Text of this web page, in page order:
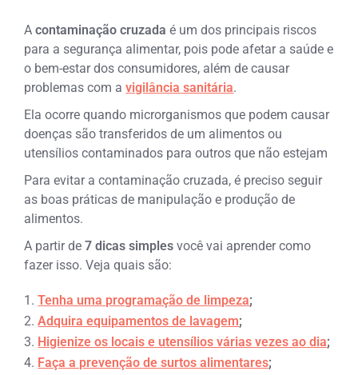
Acontaminação cruzada é um dos principais riscos
para a segurança alimentar, pois pode afetar a saúde e
o bem-estar dos consumidores, além de causar
problemas com avigilância sanitária.
Ela ocorre quando microrganismos que podem causar
doenças são transferidos de um alimentos ou
utensílios contaminados para outros que não estejam
Para evitar a contaminação cruzada, é preciso seguir
as boas práticas de manipulação e produção de
alimentos.
A partir de7 dicas simples você vai aprender como
fazer isso. Veja quais são:
Tenha uma programação de limpeza;
Adquira equipamentos de lavagem;
Higienize os locais e utensílios várias vezes ao dia;
Faça a prevenção de surtos alimentares;